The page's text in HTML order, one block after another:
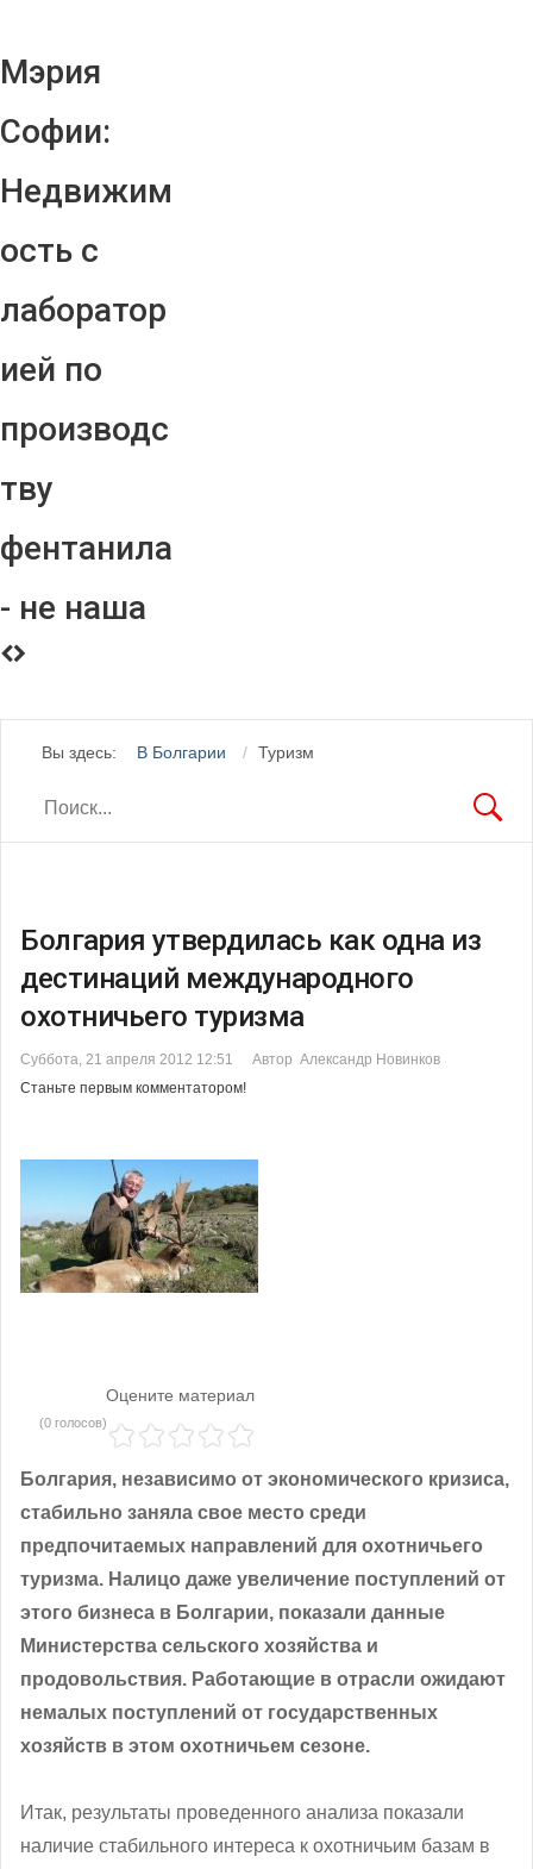
Мэрия
Софии:
Недвижим
ость с
лаборатор
ией по
производс
тву
фентанила
- не наша
Вы здесь: В Болгарии Туризм
Болгария утвердилась как одна из
дестинаций международного
охотничьего туризма
Суббота, 21 апреля 2012 12:51
Автор Александр Новинков
Станьте первым комментатором!
Оцените материал
(0 голосов)
Болгария, независимо от экономического кризиса,
стабильно заняла свое место среди
предпочитаемых направлений для охотничьего
туризма. Налицо даже увеличение поступлений от
этого бизнеса в Болгарии, показали данные
Министерства сельского хозяйства и
продовольствия. Работающие в отрасли ожидают
немалых поступлений от государственных
хозяйств в этом охотничьем сезоне.
Итак, результаты проведенного анализа показали
наличие стабильного интереса к охотничьим базам в